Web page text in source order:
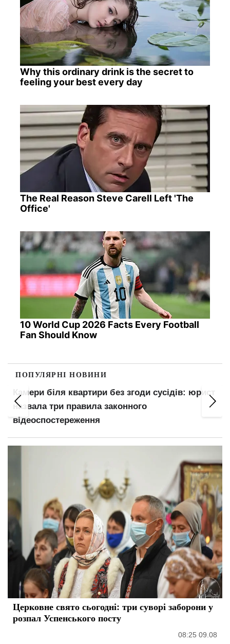
Why this ordinary drink is the secret to
feeling your best every day
The Real Reason Steve Carell Left 'The
Office'
10 World Cup 2026 Facts Every Football
Fan Should Know
ПОПУЛЯРНІ НОВИНИ
Камери біля квартири без згоди сусідів: юрист
назвала три правила законного
відеоспостереження
Церковне свято сьогодні: три суворі заборони у
розпал Успенського посту
08:25 09.08